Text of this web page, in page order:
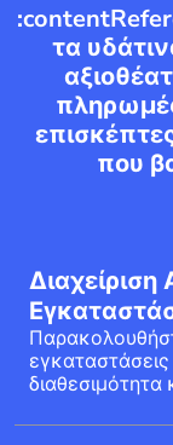
τα
που
διαθεσιμότητα